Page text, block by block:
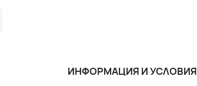
ИНФОРМАЦИЯ И УСЛОВИЯ